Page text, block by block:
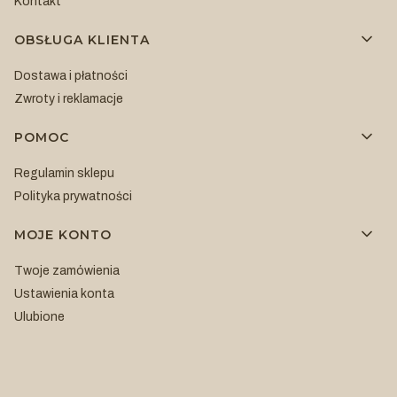
OBSŁUGA KLIENTA
Dostawa i płatności
Zwroty i reklamacje
POMOC
Regulamin sklepu
Polityka prywatności
MOJE KONTO
Twoje zamówienia
Ustawienia konta
Ulubione